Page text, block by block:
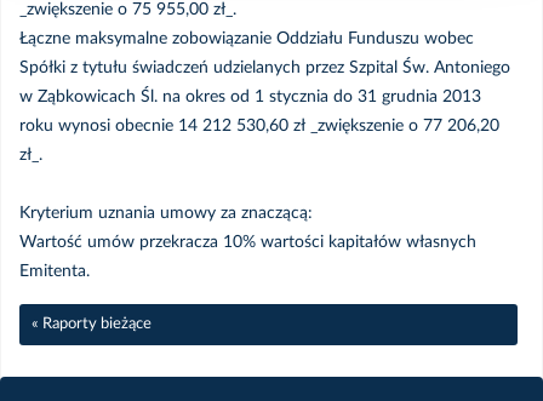
Listopad
Październik
Sierpień
Lipiec
_zwiększenie o 75 955,00 zł_.
Łączne maksymalne zobowiązanie Oddziału Funduszu wobec
Spółki z tytułu świadczeń udzielanych przez Szpital Św. Antoniego
w Ząbkowicach Śl. na okres od 1 stycznia do 31 grudnia 2013
roku wynosi obecnie 14 212 530,60 zł _zwiększenie o 77 206,20
zł_.
Kryterium uznania umowy za znaczącą:
Wartość umów przekracza 10% wartości kapitałów własnych
Emitenta.
« Raporty bieżące